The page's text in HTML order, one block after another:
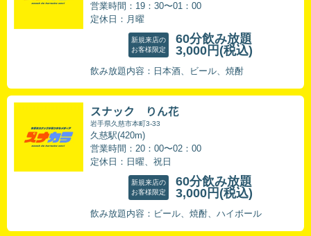
営業時間：19：30〜01：00
定休日：月曜
新規来店の
お客様限定
60分飲み放題
3,000円 (税込)
飲み放題内容：日本酒、ビール、焼酎
スナック りん花
岩手県久慈市本町3-33
久慈駅(420m)
営業時間：20：00〜02：00
定休日：日曜、祝日
新規来店の
お客様限定
60分飲み放題
3,000円 (税込)
飲み放題内容：ビール、焼酎、ハイボール